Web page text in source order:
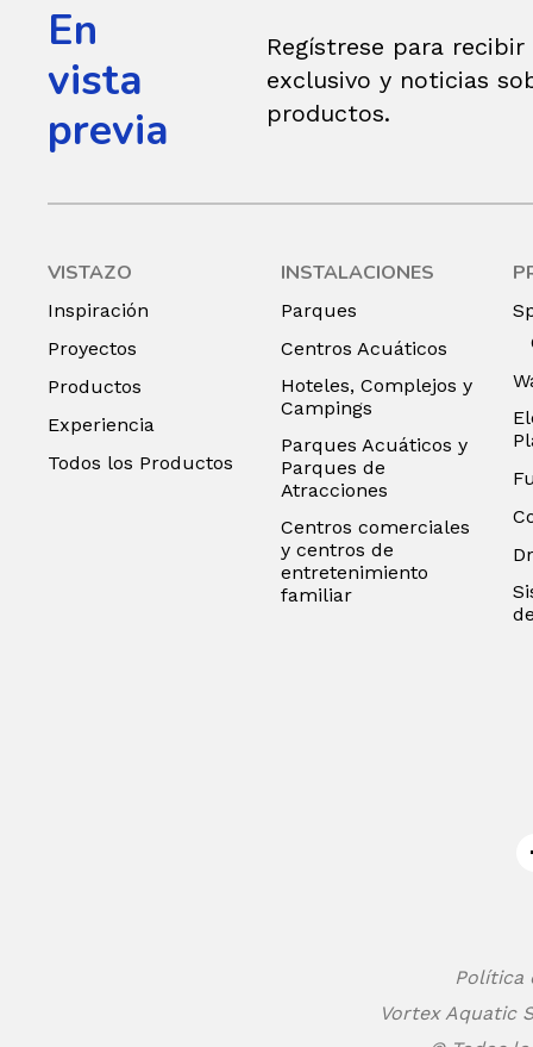
En
vista
previa
Regístrese para
exclusivo y noticias
productos.
VISTAZO
Inspiración
Proyectos
Productos
Experiencia
Todos los Productos
INSTALACIONES
Parques
Centros Acuáticos
Hoteles, Complejos y
Campings
Parques Acuáticos y
Parques de
Atracciones
Centros comerciales
y centros de
entretenimiento
familiar
Política
Vortex Aquatic